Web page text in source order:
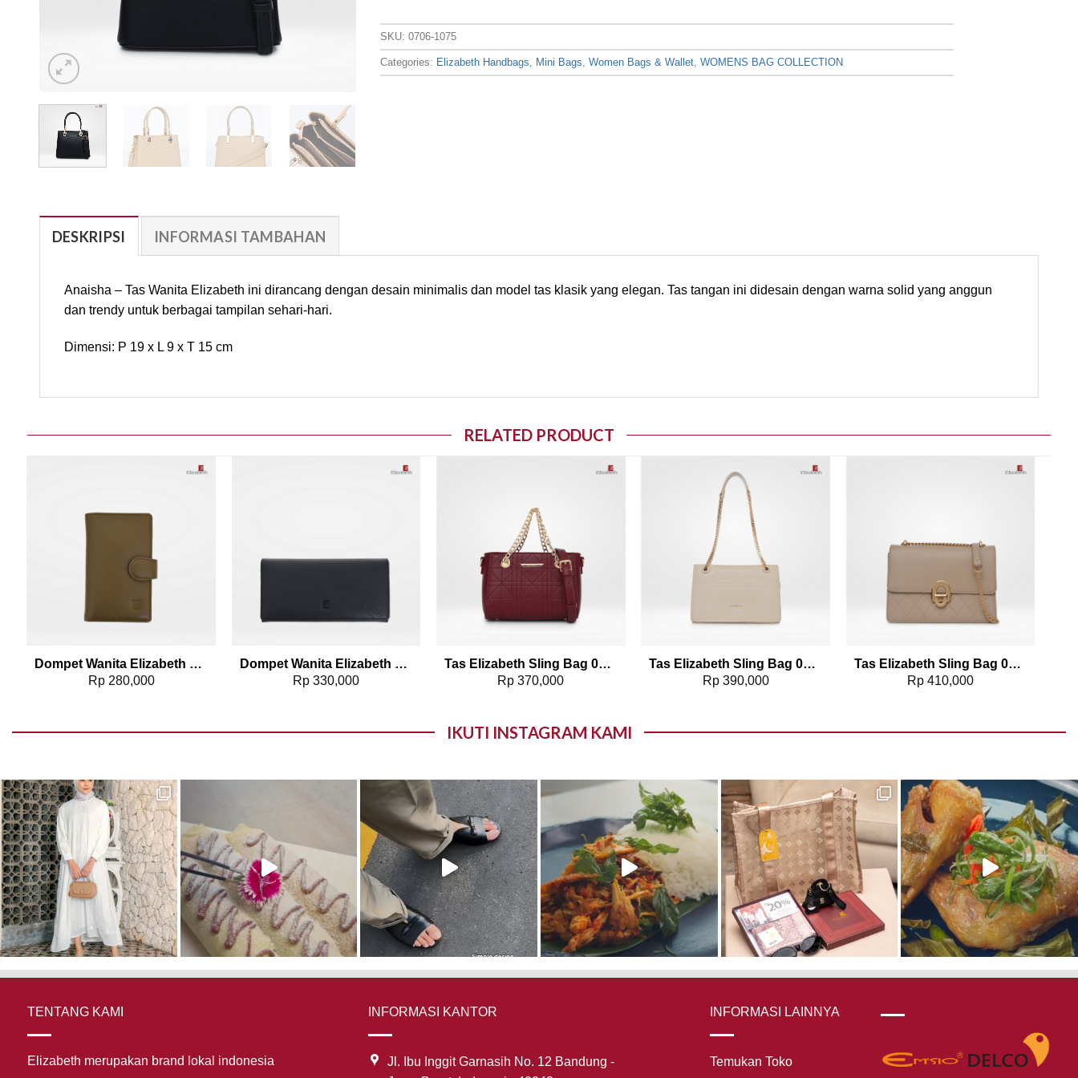
SKU:0706-1075
Categories: Elizabeth Handbags Mini Bags ,Women Bags & Wallet ,WOMENS BAG COLLECTION
DESKRIPSI INFORMASI TAMBAHAN
Anaisha – Tas Wanita Elizabeth ini dirancang dengan desain minimalis dan model tas klasik yang elegan. Tas tangan ini didesain dengan warna solid yang anggun
dan trendy untuk berbagai tampilan sehari-hari.
Dimensi: P 19 x L 9 x T 15 cm
RELATED PRODUCT
Dompet Wanita Elizabeth Leather Wallet 0111-0109
Rp280,000
Dompet Wanita Elizabeth Leather Wallet 0111-0050
Rp 330,000
Tas Elizabeth Sling Bag 0706-0604
Rp 370,000
Add to wishlist
Tas Elizabeth Sling Bag 0706-0984
Rp390,000
Tas Elizabeth Sling Bag 0798-1412
Rp 410,000
IKUTI INSTAGRAM KAMI
TENTANG KAMI
Elizabeth merupakan brand lokal indonesia
INFORMASI KANTOR
Jl. Ibu Inggit Garnasih No. 12 Bandung -
INFORMASI LAINNYA
Temukan Toko